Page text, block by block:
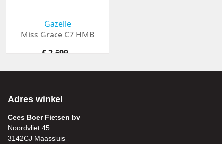
Gazelle
Miss Grace C7 HMB
€ 2.699,-
Adres winkel
Cees Boer Fietsen bv
Noordvliet 45
3142CJ Maassluis